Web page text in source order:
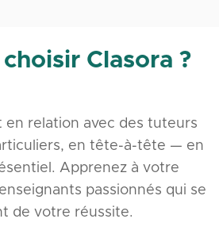
Clasora ?
en relation avec des tuteurs
en tête-à-tête — en
Apprenez à votre
passionnés qui se
de votre réussite.